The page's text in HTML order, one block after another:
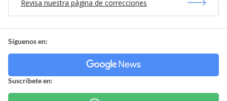
Revisa nuestra página de correcciones
Síguenos en:
Suscríbete en: